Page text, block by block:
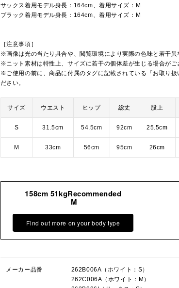
サックス着用モデル身長：164cm、着用サイズ：M
ブラック着用モデル身長：164cm、着用サイズ：M
［注意事項］
※画像は光の当たり具合や、閲覧環境により実際の色味と若干異
※ニット素材は特性上、サイズに若干の個体差が生じる場合がご
※ご使用の前に、商品に付属のタグに記載されている「お取り扱
ださい。
サイズ ウエスト ヒップ 総丈 股上
S 31.5cm 54.5cm 92cm 25.5cm
M 33cm 56cm 95cm 26cm
158cm 51kgRecommended
M
Find out more on your body type
メーカー品番
262B006A（ホワイト：S）
262C006A（ホワイト：M）